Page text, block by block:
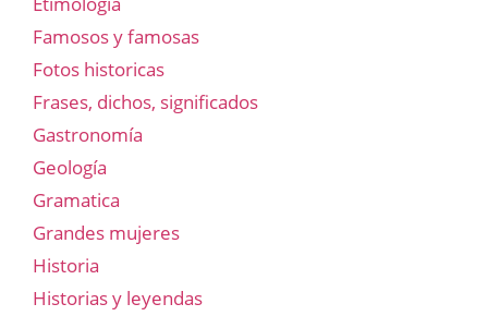
Famosos y famosas
Fotos historicas
Frases, dichos, significados
Gastronomía
Geología
Gramatica
Grandes mujeres
Historia
Historias y leyendas